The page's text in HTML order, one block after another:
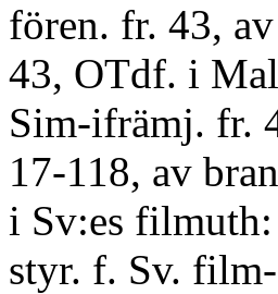
fören. fr. 43,
43, OTdf. i
Sim-ifrämj. fr.
17-118, av
i Sv:es
styr. f. Sv.